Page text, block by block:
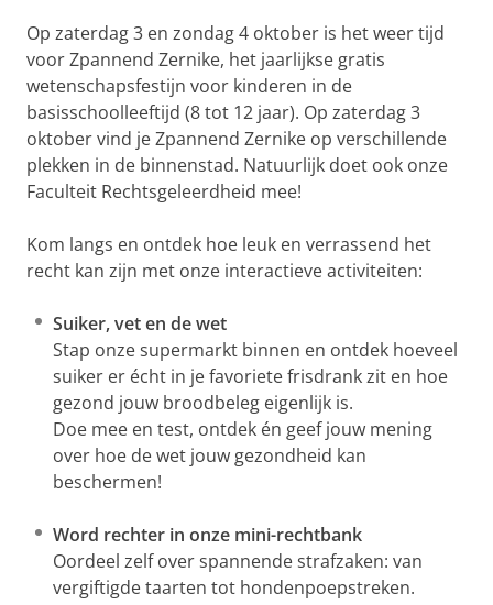
Op zaterdag 3 en zondag 4 oktober is het weer tijd
voor Zpannend Zernike, het jaarlijkse gratis
wetenschapsfestijn voor kinderen in de
basisschoolleeftijd (8 tot 12 jaar). Op zaterdag 3
oktober vind je Zpannend Zernike op verschillende
plekken in de binnenstad. Natuurlijk doet ook onze
Faculteit Rechtsgeleerdheid mee!
Kom langs en ontdek hoe leuk en verrassend het
recht kan zijn met onze interactieve activiteiten:
Suiker, vet en de wet
Stap onze supermarkt binnen en ontdek hoeveel
suiker er écht in je favoriete frisdrank zit en hoe
gezond jouw broodbeleg eigenlijk is.
Doe mee en test, ontdek én geef jouw mening
over hoe de wet jouw gezondheid kan
beschermen!
Word rechter in onze mini-rechtbank
Oordeel zelf over spannende strafzaken: van
vergiftigde taarten tot hondenpoepstreken.